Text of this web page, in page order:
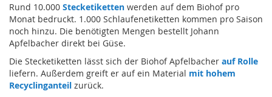
Rund 10.000 Stecketiketten werden auf dem Biohof pro
Monat bedruckt. 1.000 Schlaufenetiketten kommen pro Saison
noch hinzu. Die benötigten Mengen bestellt Johann
Apfelbacher direkt bei Güse.
Die Stecketiketten lässt sich der Biohof Apfelbacher auf Rolle
liefern. Außerdem greift er auf ein Material mit hohem
Recyclinganteil zurück.